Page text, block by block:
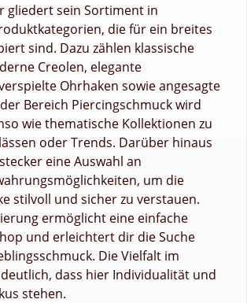
gliedert sein Sortiment in
die für ein breites
sind. Dazu zählen klassische
Creolen, elegante
Ohrhaken sowie angesagte
Bereich Piercingschmuck wird
wie thematische Kollektionen zu
oder Trends. Darüber hinaus
eine Auswahl an
um die
stilvoll und sicher zu verstauen.
ermöglicht eine einfache
und erleichtert dir die Suche
Die Vielfalt im
dass hier Individualität und
stehen.